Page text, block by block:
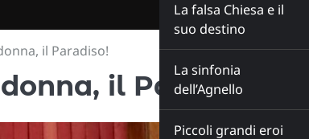
La falsa Chiesa e il
suo destino
La sinfonia
dell’Agnello
Piccoli grandi eroi
il Paradiso!
il Paradiso!